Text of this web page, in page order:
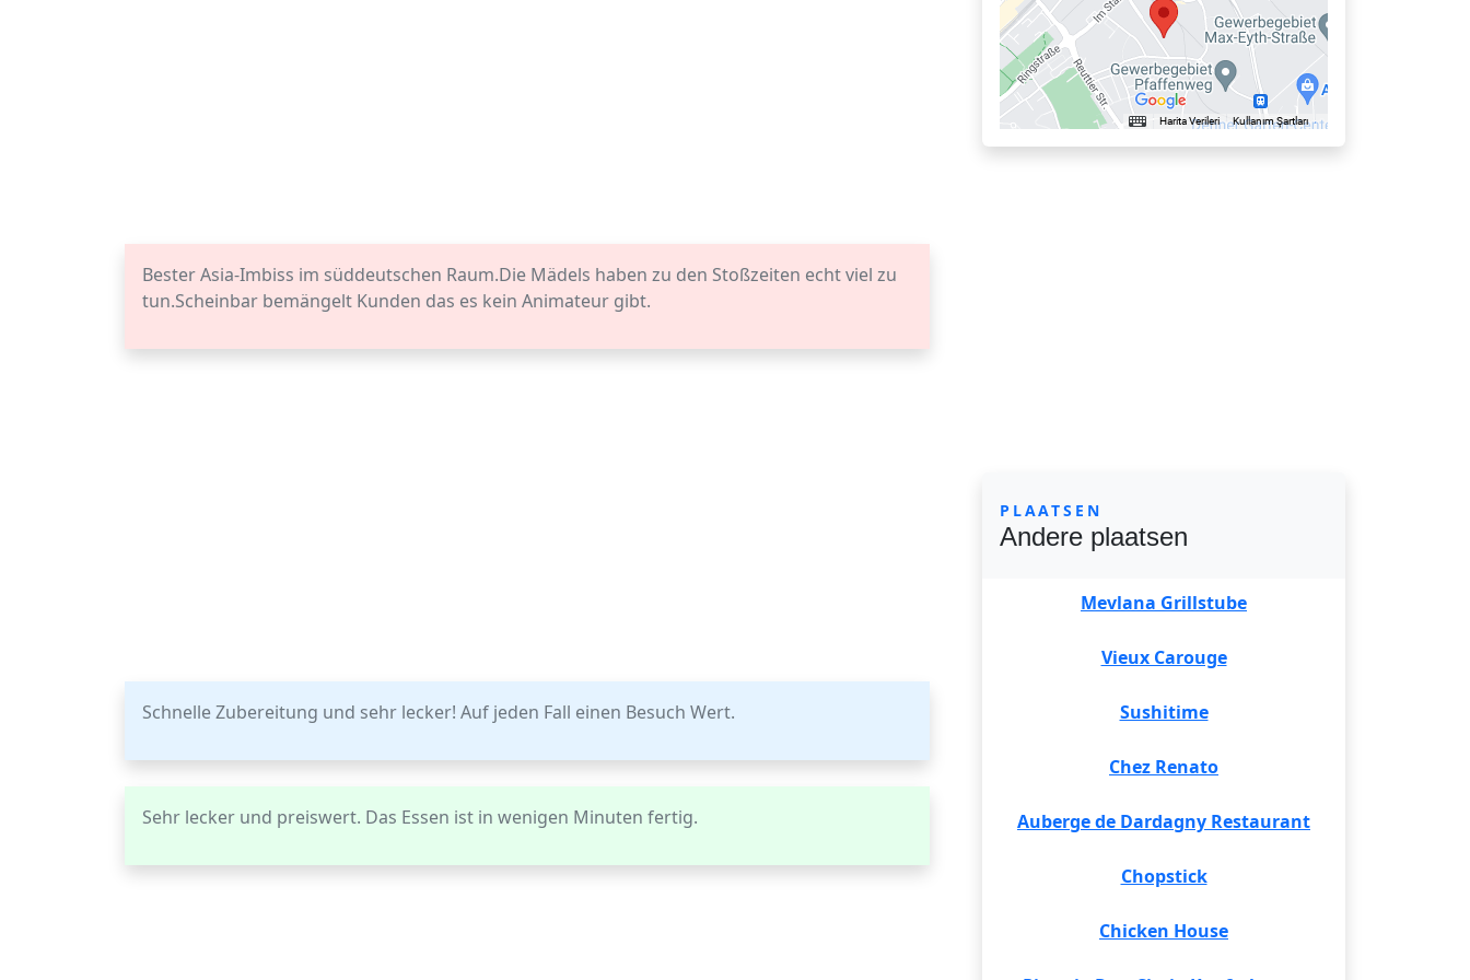
Bester Asia-Imbiss im süddeutschen Raum.Die Mädels haben zu den Stoßzeiten echt viel zu
tun.Scheinbar bemängelt Kunden das es kein Animateur gibt.
Schnelle Zubereitung und sehr lecker! Auf jeden Fall einen Besuch Wert.
Sehr lecker und preiswert. Das Essen ist in wenigen Minuten fertig.
PLAATSEN
Andere plaatsen
Mevlana Grillstube
Vieux Carouge
Sushitime
Chez Renato
Auberge de Dardagny Restaurant
Chopstick
Chicken House